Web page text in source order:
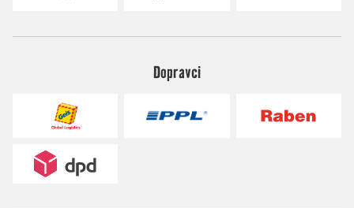
Dopravci